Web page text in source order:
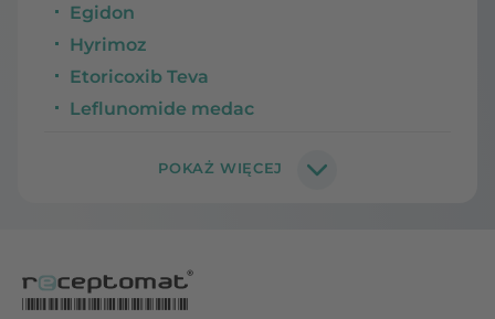
Egidon
Hyrimoz
Etoricoxib Teva
Leflunomide medac